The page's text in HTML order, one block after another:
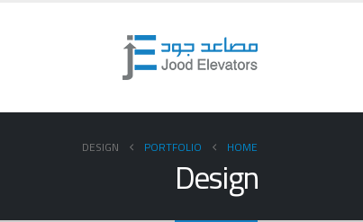
HOME
PORTFOLIO
DESIGN
Design